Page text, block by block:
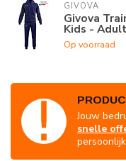
GIVOVA
Givova
Kids -
Op voorraad
Jouw
snelle